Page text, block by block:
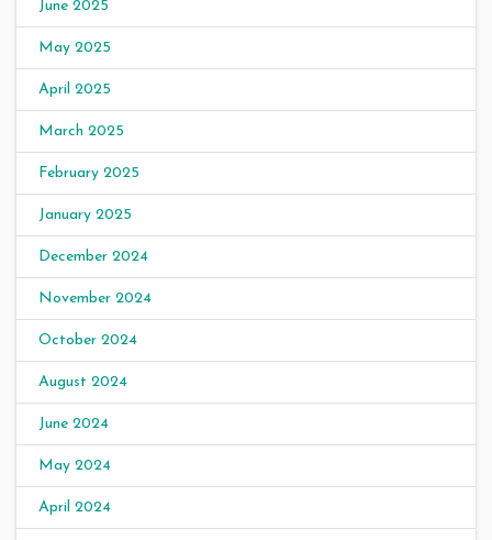
June 2025
May 2025
April 2025
March 2025
February 2025
January 2025
December 2024
November 2024
October 2024
August 2024
June 2024
May 2024
April 2024